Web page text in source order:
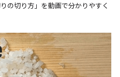
の切り方」を動画で分かりやすく